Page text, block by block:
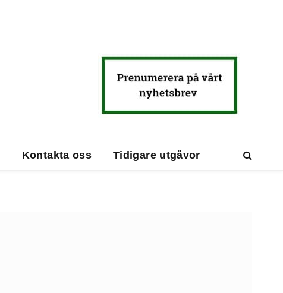
Kontakta oss Tidigare utgåvor